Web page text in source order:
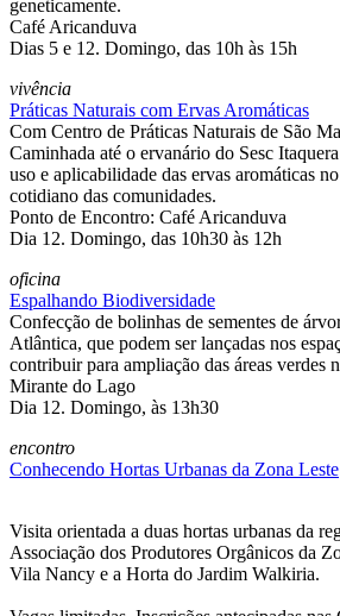
geneticamente.
Café Aricanduva
Dias 5 e 12. Domingo, das 10h às 15h
vivência
Práticas Naturais com Ervas Aromáticas
Com Centro de Práticas Naturais de São
Caminhada até o ervanário do Sesc
uso e aplicabilidade das ervas aromáticas
cotidiano das comunidades.
Ponto de Encontro: Café Aricanduva
Dia 12. Domingo, das 10h30 às 12h
oficina
Espalhando Biodiversidade
Confecção de bolinhas de sementes de
Atlântica, que podem ser lançadas nos
contribuir para ampliação das áreas verdes
Mirante do Lago
Dia 12. Domingo, às 13h30
encontro
Conhecendo Hortas Urbanas da Zona Leste
Visita orientada a duas hortas urbanas da
Associação dos Produtores Orgânicos da
Vila Nancy e a Horta do Jardim Walkiria.